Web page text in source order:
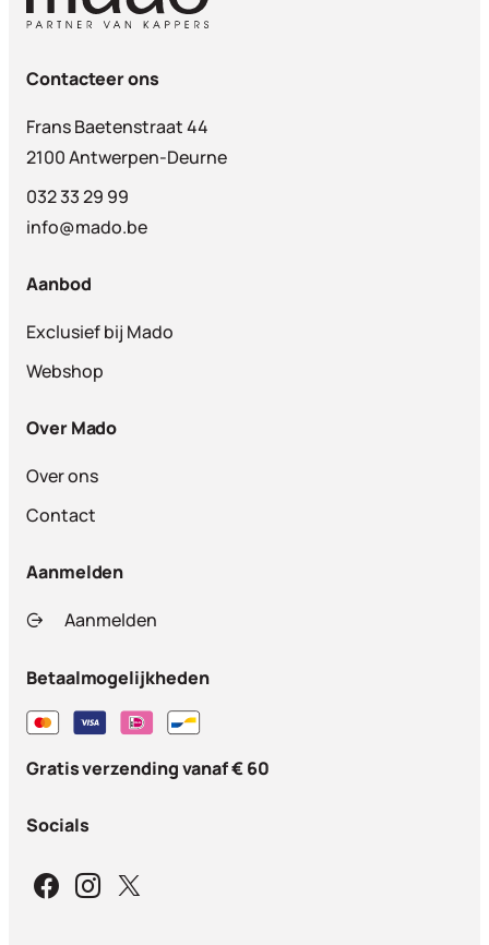
Contacteer ons
Frans Baetenstraat 44
2100 Antwerpen-Deurne
032 33 29 99
info@mado.be
Aanbod
Exclusief bij Mado
Webshop
Over Mado
Over ons
Contact
Aanmelden
Aanmelden
Betaalmogelijkheden
Gratis verzending vanaf € 60
Socials